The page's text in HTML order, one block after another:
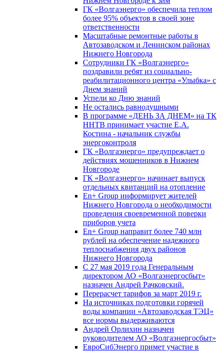
ГК «Волгаэнерго» обеспечила теплом
более 95% объектов в своей зоне
ответственности
Масштабные ремонтные работы в
Автозаводском и Ленинском районах
Нижнего Новгорода
Сотрудники ГК «Волгаэнерго»
поздравили ребят из социально-
реабилитационного центра «Улыбка» с
Днем знаний
Успели ко Дню знаний
Не остались равнодушными
В программе «ДЕНЬ ЗА ДНЕМ» на ТК
ННТВ принимает участие Е.А.
Костина - начальник службы
энергоконтроля
ГК «Волгаэнерго» предупреждает о
действиях мошенников в Нижнем
Новгороде
ГК «Волгаэнерго» начинает выпуск
отдельных квитанций на отопление
En+ Group информирует жителей
Нижнего Новгорода о необходимости
проведения своевременной поверки
приборов учета
En+ Group направит более 740 млн
рублей на обеспечение надежного
теплоснабжения двух районов
Нижнего Новгорода
С 27 мая 2019 года Генеральным
директором АО «Волгаэнергосбыт»
назначен Андрей Рачковский.
Перерасчет тарифов за март 2019 г.
На источниках подготовки горячей
воды компании «Автозаводская ТЭЦ»
все нормы выдерживаются
Андрей Орлихин назначен
руководителем АО «Волгаэнергосбыт»
ЕвроСибЭнерго примет участие в